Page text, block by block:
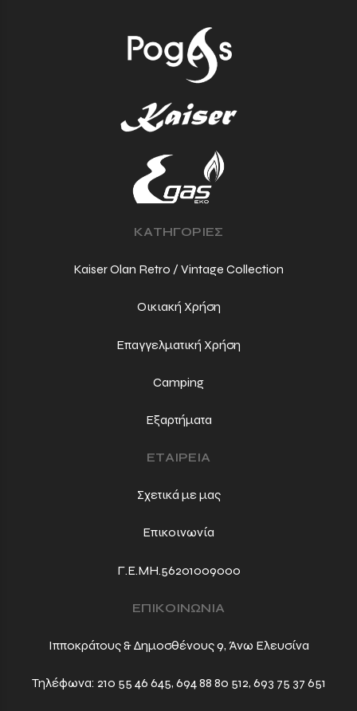
ΚΑΤΗΓΟΡΙΕΣ
Kaiser Olan Retro / Vintage Collection
Οικιακή Χρήση
Επαγγελματική Χρήση
Camping
Εξαρτήματα
ΕΤΑΙΡΕΙΑ
Σχετικά με μας
Επικοινωνία
Γ.Ε.ΜΗ.56201009000
ΕΠΙΚΟΙΝΩΝΙΑ
Ιπποκράτους & Δημοσθένους 9, Άνω Ελευσίνα
Τηλέφωνα: 210 55 46 645, 694 88 80 512, 693 75 37 651